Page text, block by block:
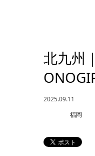
北九州
2025.09.11
福岡